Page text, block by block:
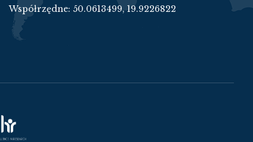
Współrzędne: 50.0613499, 19.9226822